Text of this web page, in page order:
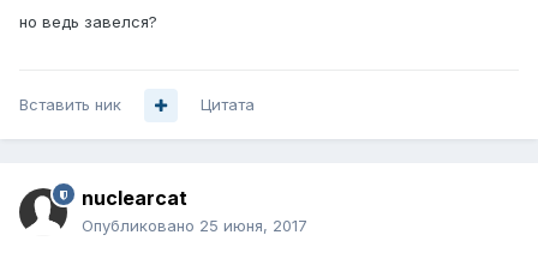
но ведь завелся?
Вставить ник Цитата
nuclearcat
Опубликовано 25 июня, 2017